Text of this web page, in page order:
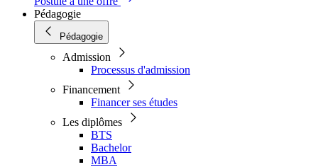
Pédagogie
Pédagogie
Admission
Processus d'admission
Financement
Financer ses études
Les diplômes
BTS
Bachelor
MBA